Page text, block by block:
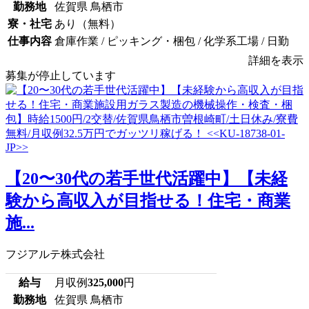
勤務地
佐賀県 鳥栖市
寮・社宅 あり（無料）
仕事内容 倉庫作業 / ピッキング・梱包 / 化学系工場 / 日勤
詳細を表示
募集が停止しています
【20〜30代の若手世代活躍中】【未経
験から高収入が目指せる！住宅・商業
施...
フジアルテ株式会社
給与 月収例325,000円
勤務地
佐賀県 鳥栖市